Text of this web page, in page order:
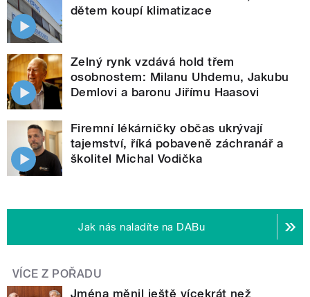
dětem koupí klimatizace
Zelný rynk vzdává hold třem
osobnostem: Milanu Uhdemu, Jakubu
Demlovi a baronu Jiřímu Haasovi
Firemní lékárničky občas ukrývají
tajemství, říká pobaveně záchranář a
školitel Michal Vodička
Jak nás naladíte na DABu
VÍCE Z POŘADU
Jména měnil ještě vícekrát než